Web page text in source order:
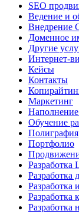
SEO
Ведение и
Внедрение
Доменное
Другие
Интернет-
Кейсы
Контакты
Маркетинг
Наполнение
Обучение
Полиграфия
Портфолио
Разработка
Разработка
Разработка
Разработка
Разработка